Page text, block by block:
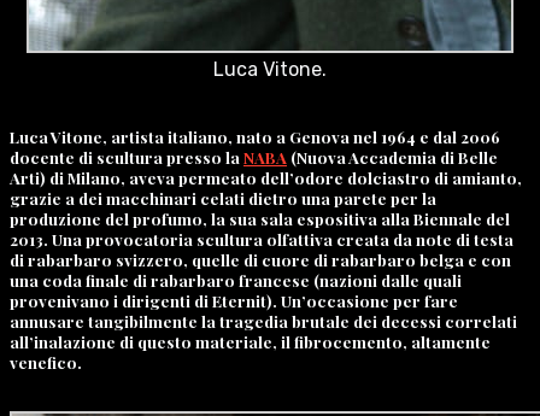
Luca Vitone.
Luca Vitone, artista italiano, nato a Genova nel 1964 e dal 2006
docente di scultura presso la NABA (Nuova Accademia di Belle
Arti) di Milano, aveva permeato dell’odore dolciastro di amianto,
grazie a dei macchinari celati dietro una parete per la
produzione del profumo, la sua sala espositiva alla Biennale del
2013. Una provocatoria scultura olfattiva creata da note di testa
di rabarbaro svizzero, quelle di cuore di rabarbaro belga e con
una coda finale di rabarbaro francese (nazioni dalle quali
provenivano i dirigenti di Eternit). Un’occasione per fare
annusare tangibilmente la tragedia brutale dei decessi correlati
all’inalazione di questo materiale, il fibrocemento, altamente
venefico.